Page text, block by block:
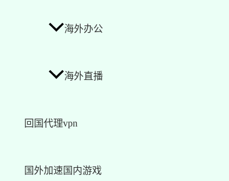
海外办公
海外直播
回国代理vpn
国外加速国内游戏